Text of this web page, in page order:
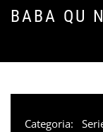
BABA QU
Categoria: